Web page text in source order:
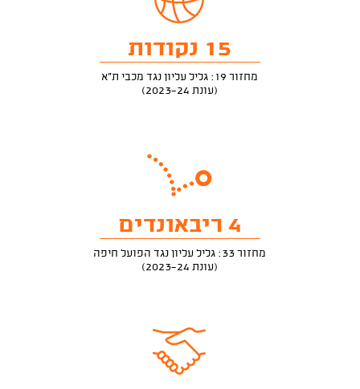
15 נקודות
מחזור 19: גליל עליון נגד מכבי ת"א
(עונת 2023-24)
4 ריבאונדים
מחזור 33: גליל עליון נגד הפועל חיפה
(עונת 2023-24)